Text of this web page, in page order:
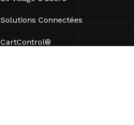
Solutions Connectées
CartControl®